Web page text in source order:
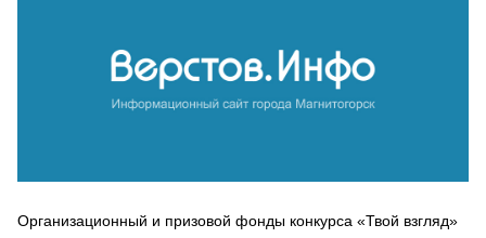
Организационный и призовой фонды конкурса «Твой взгляд»